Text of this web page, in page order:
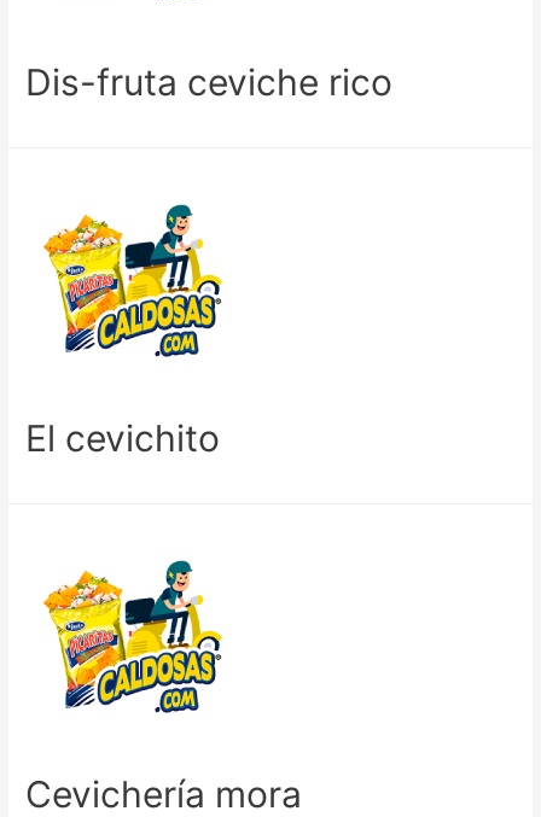
Dis-fruta ceviche rico
El cevichito
Cevichería mora